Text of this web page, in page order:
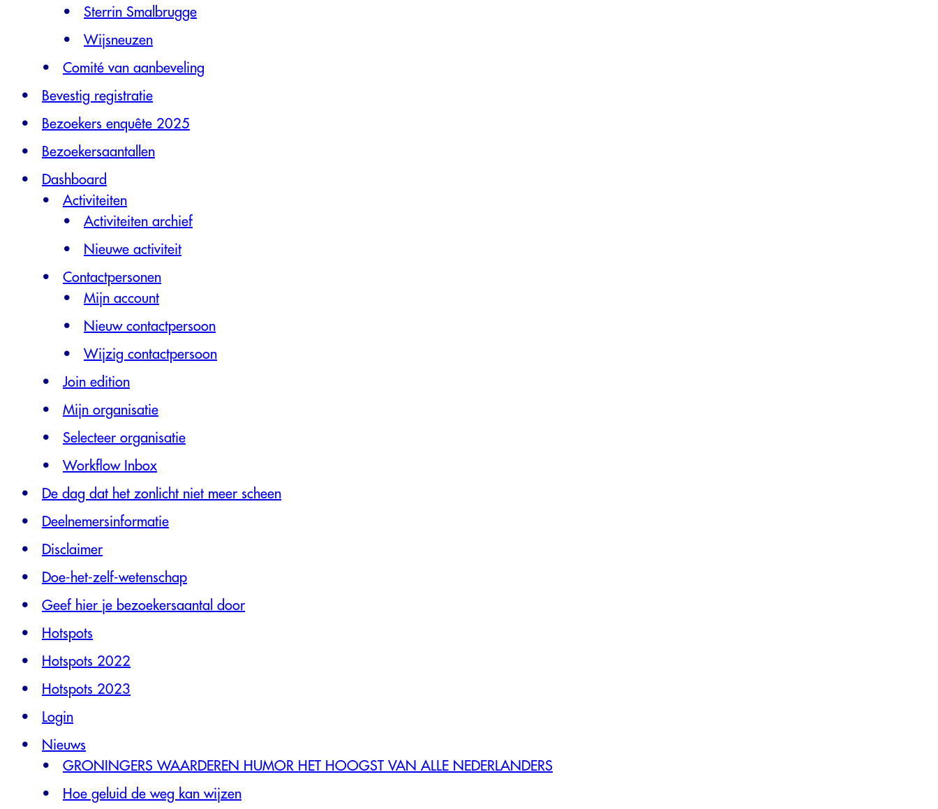
Sterrin Smalbrugge
Wijsneuzen
Comité van aanbeveling
Bevestig registratie
Bezoekers enquête 2025
Bezoekersaantallen
Dashboard
Activiteiten
Activiteiten archief
Nieuwe activiteit
Contactpersonen
Mijn account
Nieuw contactpersoon
Wijzig contactpersoon
Join edition
Mijn organisatie
Selecteer organisatie
Workflow Inbox
De dag dat het zonlicht niet meer scheen
Deelnemersinformatie
Disclaimer
Doe-het-zelf-wetenschap
Geef hier je bezoekersaantal door
Hotspots
Hotspots 2022
Hotspots 2023
Login
Nieuws
GRONINGERS WAARDEREN HUMOR HET HOOGST VAN ALLE NEDERLANDERS
Hoe geluid de weg kan wijzen